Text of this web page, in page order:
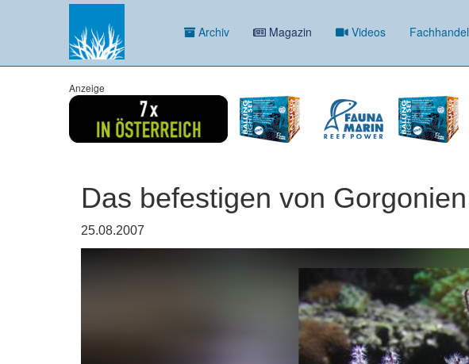
Archiv Magazin Videos Fachhandel
Anzeige
Das befestigen von Gorgonien
25.08.2007